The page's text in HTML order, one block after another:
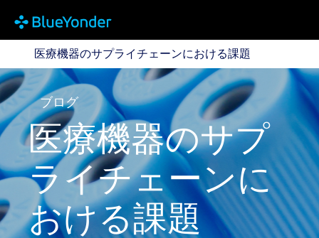
医療機器のサプライチェーンにおける課題
医療機器のサプライチェーンにおける課題
ブログ
医療機器のサプ
ライチェーンに
おける課題